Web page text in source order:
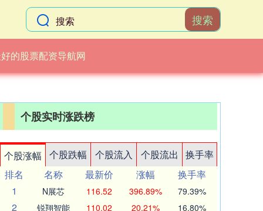
搜索
的股票配资导航网
个股实时涨跌榜
个股涨幅 个股跌幅 个股流入 个股流出
换手率
排名
名称 最新价 涨幅
换手率
1
N展芯 116.52 396.89% 79.39%
2 锐翔智能 110.02 20.21% 16.80%